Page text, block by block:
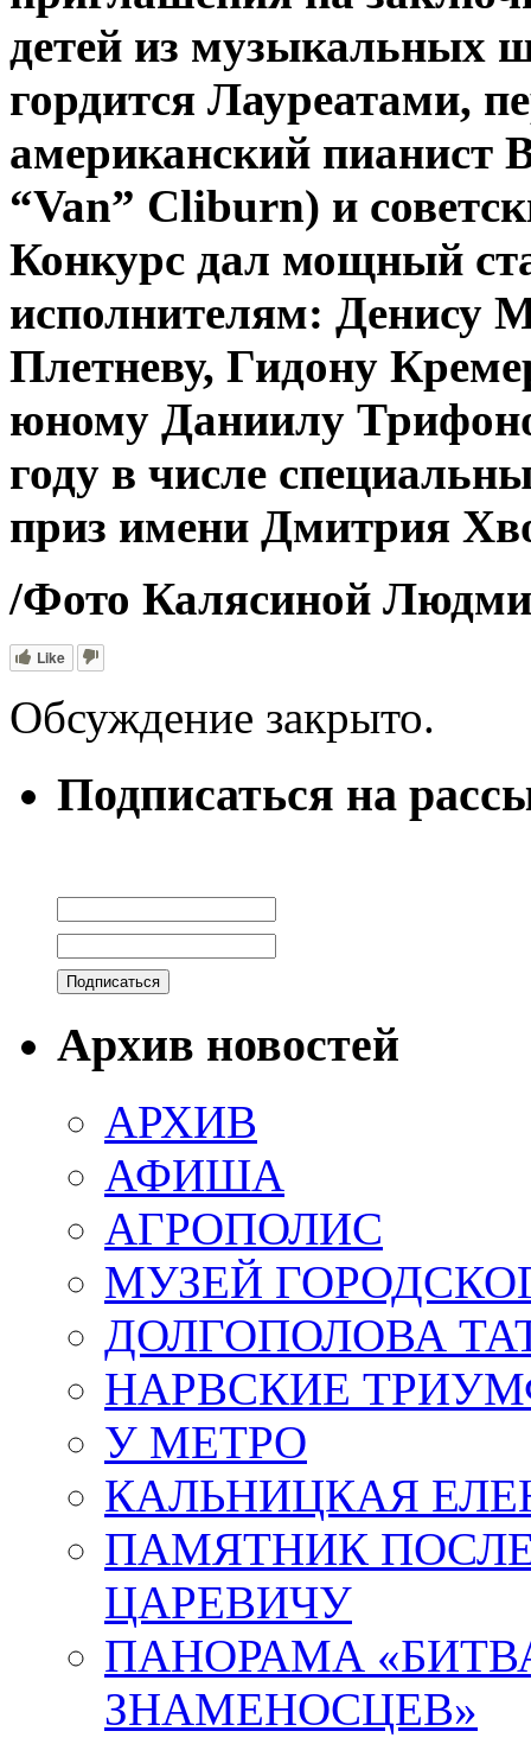
детей из музыкальных
гордится Лауреатами,
американский пианист
“Van” Cliburn) и
Конкурс дал мощный
исполнителям: Денису
Плетневу, Гидону
юному Даниилу
году в числе
приз имени Дмитрия
/Фото Калясиной
Like
Обсуждение закрыто.
Подписаться на
Архив новостей
АРХИВ
АФИША
АГРОПОЛИС
МУЗЕЙ
ДОЛГОПОЛОВА
НАРВСКИЕ
У МЕТРО
КАЛЬНИЦКАЯ
ПАМЯТНИК
ЦАРЕВИЧУ
ПАНОРАМА
ЗНАМЕНОСЦЕВ»